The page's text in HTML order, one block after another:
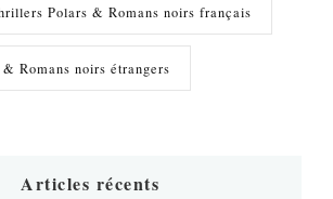
Polars & Romans noirs français
Romans noirs étrangers
Articles récents